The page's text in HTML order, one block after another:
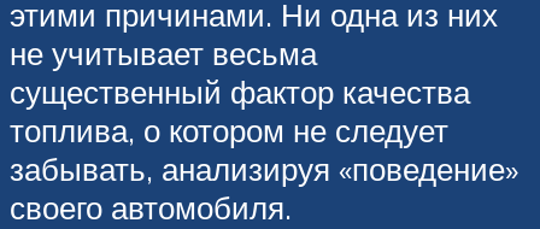
этими причинами. Ни одна из них
не учитывает весьма
существенный фактор качества
топлива, о котором не следует
забывать, анализируя «поведение»
своего автомобиля.